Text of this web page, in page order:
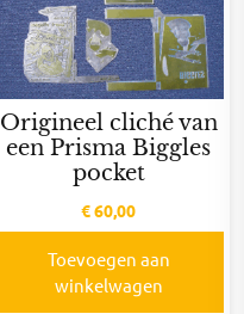
Origineel cliché van
een Prisma Biggles
pocket
€60,00
Toevoegen aan
winkelwagen